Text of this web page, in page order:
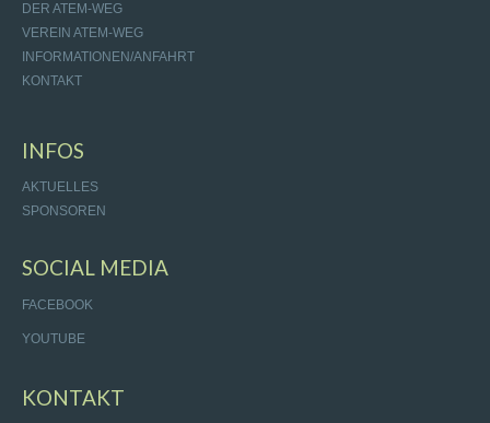
DER ATEM-WEG
VEREIN ATEM-WEG
INFORMATIONEN/ANFAHRT
KONTAKT
INFOS
AKTUELLES
SPONSOREN
SOCIAL MEDIA
FACEBOOK
YOUTUBE
KONTAKT